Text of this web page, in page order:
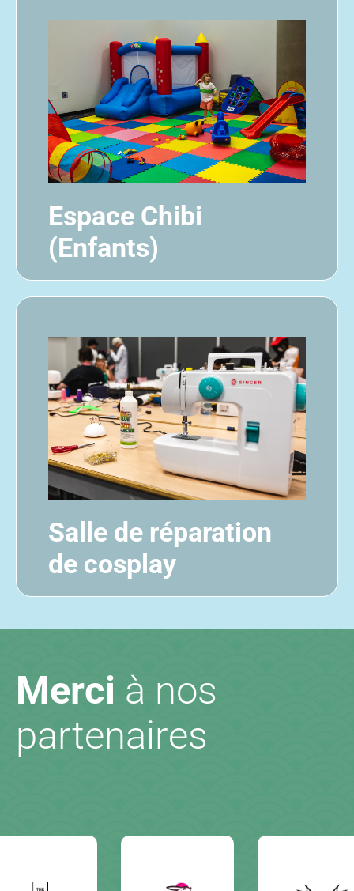
Espace Chibi
(Enfants)
Salle de réparation
de cosplay
Merci à nos
partenaires